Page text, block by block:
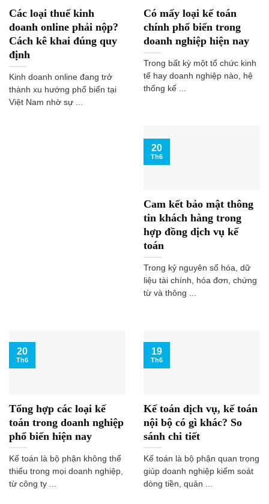
Các loại thuế kinh
doanh online phải nộp?
Cách kê khai đúng quy
định
Kinh doanh online đang trở
thành xu hướng phổ biến tại
Việt Nam nhờ sự ...
Có mấy loại kế toán
chính phổ biến trong
doanh nghiệp hiện nay
Trong bất kỳ một tổ chức kinh
tế hay doanh nghiệp nào, hệ
thống kế ...
Cam kết bảo mật thông
tin khách hàng trong
hợp đồng dịch vụ kế
toán
Trong kỷ nguyên số hóa, dữ
liệu tài chính, hóa đơn, chứng
từ và thông ...
20
Th6
Tổng hợp các loại kế
toán trong doanh nghiệp
phổ biến hiện nay
Kế toán là bộ phận không thể
thiếu trong mọi doanh nghiệp,
từ công ty ...
20
Th6
Kế toán dịch vụ, kế toán
nội bộ có gì khác? So
sánh chi tiết
Kế toán là bộ phận quan trọng
giúp doanh nghiệp kiểm soát
dòng tiền, quản ...
19
Th6